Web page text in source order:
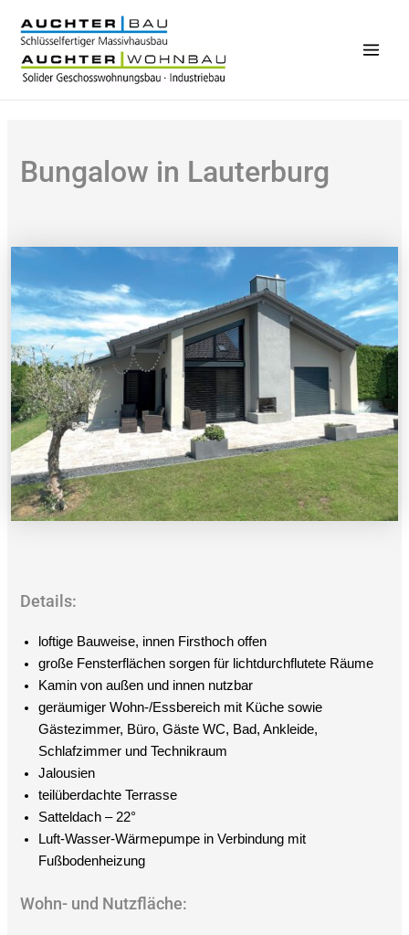
Inhalt
springen
Bungalow in Lauterburg
Details:
loftige Bauweise, innen Firsthoch offen
große Fensterflächen sorgen für lichtdurchflutete Räume
Kamin von außen und innen nutzbar
geräumiger Wohn-/Essbereich mit Küche sowie
Gästezimmer, Büro, Gäste WC, Bad, Ankleide,
Schlafzimmer und Technikraum
Jalousien
teilüberdachte Terrasse
Satteldach – 22°
Luft-Wasser-Wärmepumpe in Verbindung mit
Fußbodenheizung
Wohn- und Nutzfläche: